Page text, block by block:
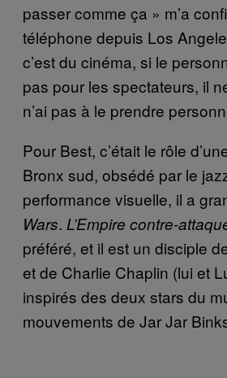
passer comme ça » m’a
téléphone depuis Los
c’est du cinéma, si le
pas pour les spectateurs, il
n’ai pas à le prendre
Pour Best, c’était le rôle
Bronx sud, obsédé par le
performance visuelle, il a
Wars. L’Empire contre-
préféré, et il est un disciple
et de Charlie Chaplin (lui et
inspirés des deux stars du
mouvements de Jar Jar